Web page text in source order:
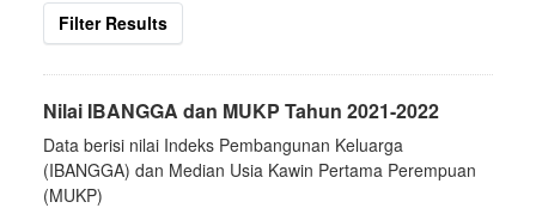
Filter Results
Nilai IBANGGA dan MUKP Tahun 2021-2022
Data berisi nilai Indeks Pembangunan Keluarga
(IBANGGA) dan Median Usia Kawin Pertama Perempuan
(MUKP)